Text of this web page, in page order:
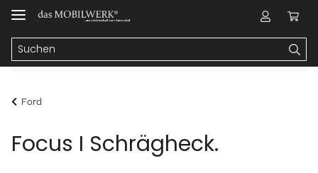
Ford
Focus I Schrägheck.